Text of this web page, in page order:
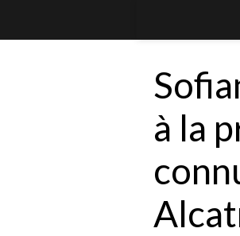
à la